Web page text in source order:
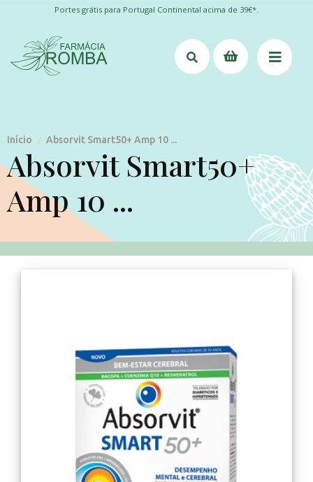
Portes grátis para Portugal Continental acima de 39€*.
Início / Absorvit Smart50+ Amp 10 ...
Absorvit Smart50+
Amp 10 ...